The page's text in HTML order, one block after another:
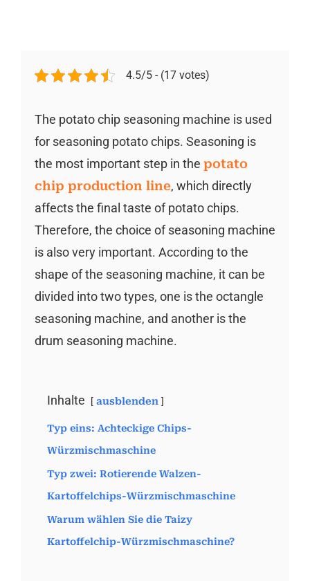
4.5/5 - (17 votes)
The potato chip seasoning machine is used
for seasoning potato chips. Seasoning is
the most important step in the potato
chip production line, which directly
affects the final taste of potato chips.
Therefore, the choice of seasoning machine
is also very important. According to the
shape of the seasoning machine, it can be
divided into two types, one is the octangle
seasoning machine, and another is the
drum seasoning machine.
Inhalte ausblenden
Typ eins: Achteckige Chips-
Würzmischmaschine
Typ zwei: Rotierende Walzen-
Kartoffelchips-Würzmischmaschine
Warum wählen Sie die Taizy
Kartoffelchip-Würzmischmaschine?